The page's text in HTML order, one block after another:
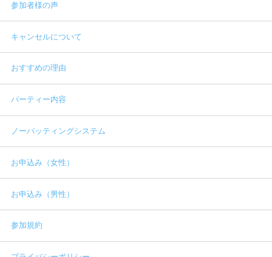
参加者様の声
キャンセルについて
おすすめの理由
パーティー内容
ノーバッティングシステム
お申込み（女性）
お申込み（男性）
参加規約